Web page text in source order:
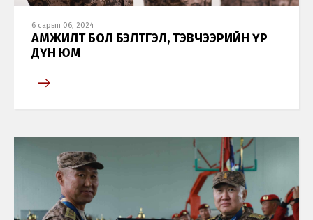
6 сарын 06, 2024
АМЖИЛТ БОЛ БЭЛТГЭЛ, ТЭВЧЭЭРИЙН ҮР
ДҮН ЮМ